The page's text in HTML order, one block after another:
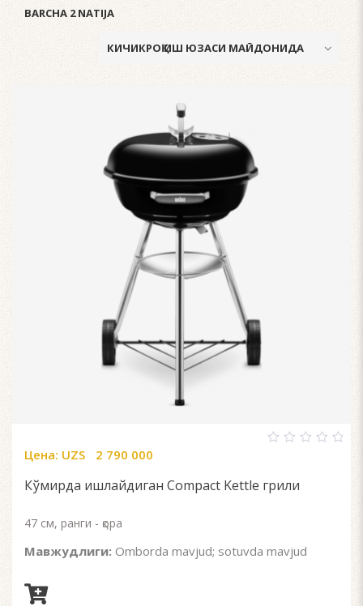
BARCHA 2 NATIJA
5
Цена: UZS 2 790 000
Кўмирда ишлайдиган Compact Kettle грили
47 см, ранги - қора
Мавжудлиги: Omborda mavjud; sotuvda mavjud